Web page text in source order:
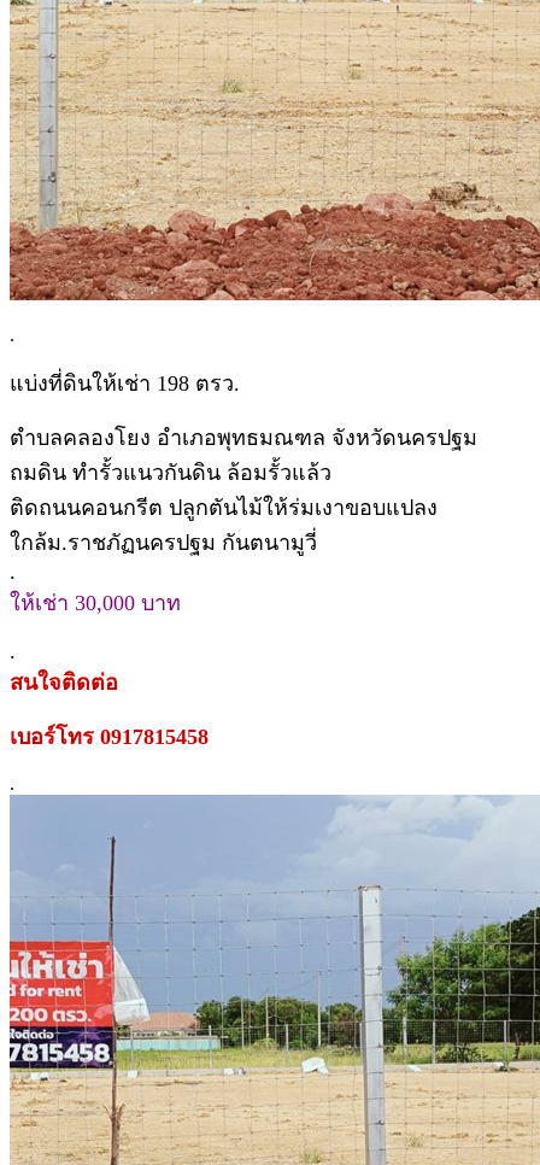
.
แบ่งที่ดินให้เช่า 198 ตรว.
ตำบลคลองโยง อำเภอพุทธมณฑล จังหวัดนครปฐม
ถมดิน ทำรั้วแนวกันดิน ล้อมรั้วแล้ว
ติดถนนคอนกรีต ปลูกตันไม้ให้ร่มเงาขอบแปลง
ใกล้ม.ราชภัฏนครปฐม กันตนามูวี่
.
ให้เช่า 30,000 บาท
.
สนใจติดต่อ
เบอร์โทร 0917815458
.